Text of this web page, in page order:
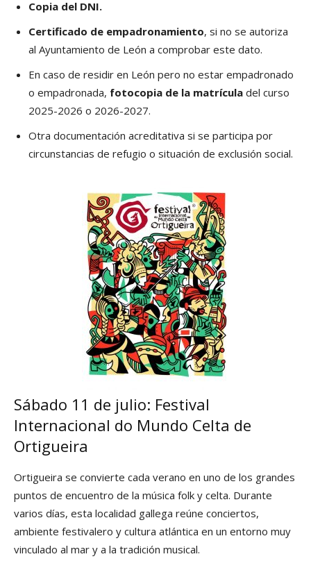
Copia del DNI.
Certificado de empadronamiento, si no se autoriza
al Ayuntamiento de León a comprobar este dato.
En caso de residir en León pero no estar empadronado
o empadronada, fotocopia de la matrícula del curso
2025-2026 o 2026-2027.
Otra documentación acreditativa si se participa por
circunstancias de refugio o situación de exclusión social.
Sábado 11 de julio: Festival
Internacional do Mundo Celta de
Ortigueira
Ortigueira se convierte cada verano en uno de los grandes
puntos de encuentro de la música folk y celta. Durante
varios días, esta localidad gallega reúne conciertos,
ambiente festivalero y cultura atlántica en un entorno muy
vinculado al mar y a la tradición musical.